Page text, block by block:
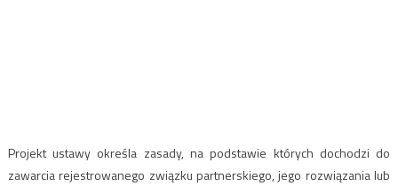
Projekt ustawy określa zasady, na podstawie których dochodzi do
zawarcia rejestrowanego związku partnerskiego, jego rozwiązania lub